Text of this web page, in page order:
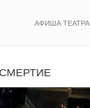
АФИША ТЕАТРА